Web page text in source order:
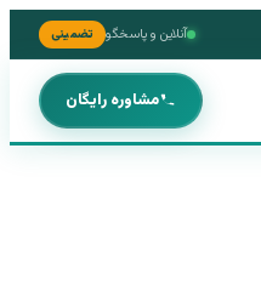
آنلاین و پاسخگو تضمینی
مشاوره رایگان